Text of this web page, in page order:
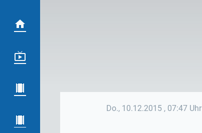
Do., 10.12.2015 , 07:47 Uhr